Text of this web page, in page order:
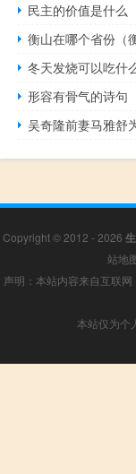
民主的价值是什么
衡山在哪个省份（
冬天发烧可以吃什
形容有骨气的诗句
吴奇隆前妻马雅舒
Copyright © 2012 - 2026
站地
声明：本站内容来自互联
本站仅为个